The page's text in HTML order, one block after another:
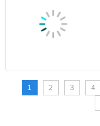
1 2 3 4